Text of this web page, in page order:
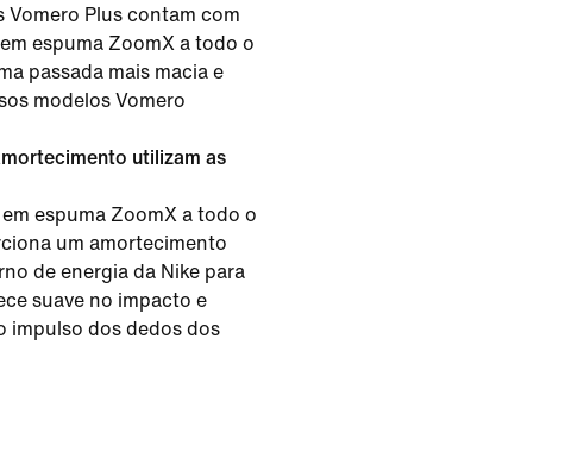
Plus contam com
espuma ZoomX a todo o
passada mais macia e
modelos Vomero
utilizam as
espuma ZoomX a todo o
um amortecimento
de energia da Nike para
suave no impacto e
impulso dos dedos dos